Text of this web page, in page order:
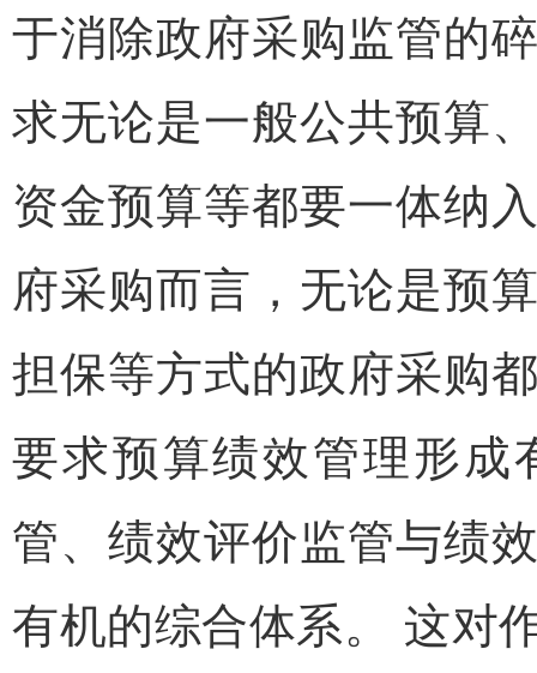
于消除政府采购监管的
求无论是一般公共预算
资金预算等都要一体纳
府采购而言，无论是预
担保等方式的政府采购
要求预算绩效管理形成
管、绩效评价监管与绩
有机的综合体系。 这对